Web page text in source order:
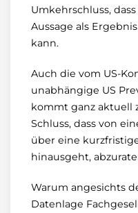
Umkehrschluss,
Aussage als
kann.
Auch die vom US-
unabhängige US
kommt ganz aktuell
Schluss, dass von
über eine
hinausgeht,
Warum angesichts
Datenlage